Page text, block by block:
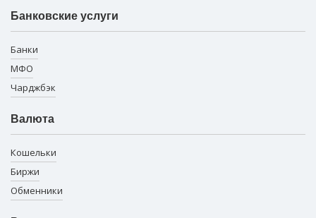
Банковские услуги
Банки
МФО
Чарджбэк
Валюта
Кошельки
Биржи
Обменники